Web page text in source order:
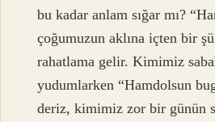
bu kadar anlam sığar mı?
çoğumuzun aklına içten bir
rahatlama gelir. Kimimiz
yudumlarken “Hamdolsun
deriz, kimimiz zor bir günün